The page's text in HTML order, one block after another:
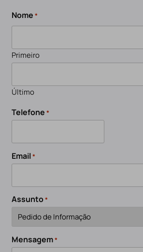
Nome *
Primeiro
Último
Telefone *
Email*
Assunto*
Mensagem*